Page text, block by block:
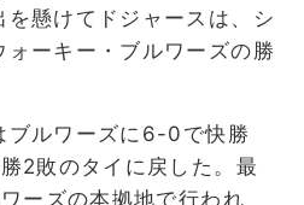
を懸けてドジャースは、シ
ォーキー・ブルワーズの勝
ブルワーズに6-0で快勝
2敗のタイに戻した。最
ーズの本拠地で行われ